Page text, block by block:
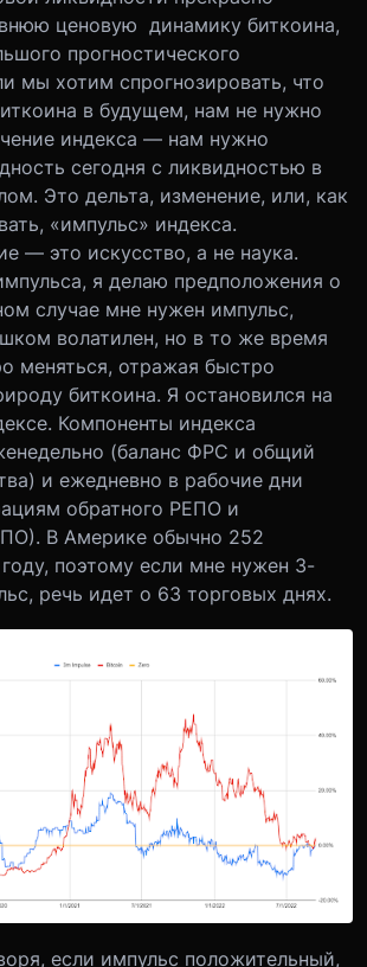
ценовую динамику биткоина,
прогностического
мы хотим спрогнозировать, что
в будущем, нам не нужно
индекса — нам нужно
сегодня с ликвидностью в
Это дельта, изменение, или, как
«импульс» индекса.
— это искусство, а не наука.
я делаю предположения о
случае мне нужен импульс,
волатилен, но в то же время
меняться, отражая быстро
биткоина. Я остановился на
Компоненты индекса
(баланс ФРС и общий
и ежедневно в рабочие дни
обратного РЕПО и
В Америке обычно 252
поэтому если мне нужен 3-
речь идет о 63 торговых днях.
если импульс положительный,